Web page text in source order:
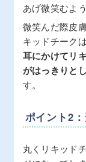
あげ微笑むよ
微笑んだ際皮
キッドチーク
耳にかけてリ
がはっきりと
す。
ポイント2
丸くリキッド